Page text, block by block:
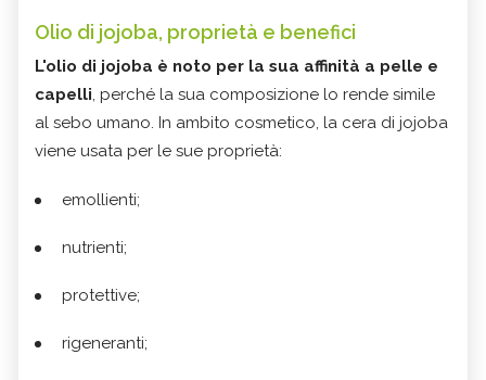
Olio di jojoba, proprietà e benefici
L'olio di jojoba è noto per la sua affinità a pelle e
capelli, perché la sua composizione lo rende simile
al sebo umano. In ambito cosmetico, la cera di jojoba
viene usata per le sue proprietà:
emollienti;
nutrienti;
protettive;
rigeneranti;